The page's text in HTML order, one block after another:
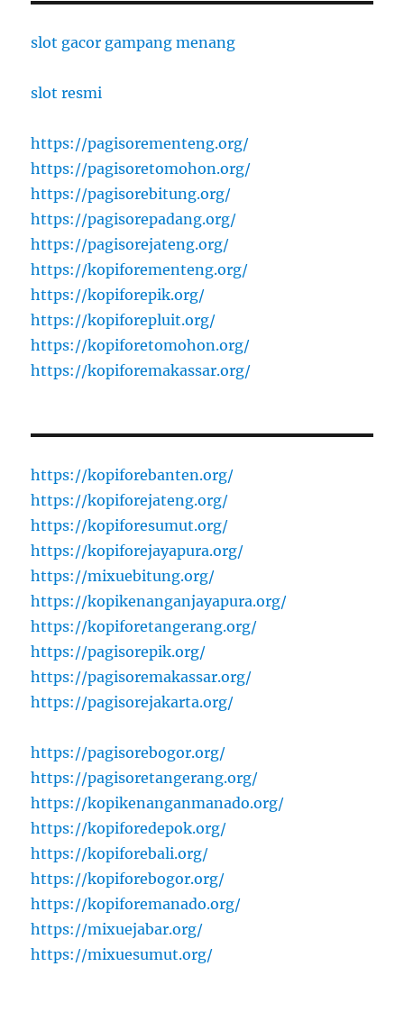
slot gacor gampang menang
slot resmi
https://pagisorementeng.org/
https://pagisoretomohon.org/
https://pagisorebitung.org/
https://pagisorepadang.org/
https://pagisorejateng.org/
https://kopiforementeng.org/
https://kopiforepik.org/
https://kopiforepluit.org/
https://kopiforetomohon.org/
https://kopiforemakassar.org/
https://kopiforebanten.org/
https://kopiforejateng.org/
https://kopiforesumut.org/
https://kopiforejayapura.org/
https://mixuebitung.org/
https://kopikenanganjayapura.org/
https://kopiforetangerang.org/
https://pagisorepik.org/
https://pagisoremakassar.org/
https://pagisorejakarta.org/
https://pagisorebogor.org/
https://pagisoretangerang.org/
https://kopikenanganmanado.org/
https://kopiforedepok.org/
https://kopiforebali.org/
https://kopiforebogor.org/
https://kopiforemanado.org/
https://mixuejabar.org/
https://mixuesumut.org/